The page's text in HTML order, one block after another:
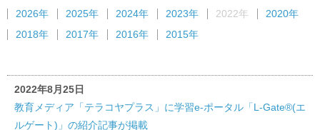
2026年 2025年 2024年 2023年 2022年
2020年
2018年
2017年 2016年 2015年
2022年8月25日
教育メディア「テラコヤプラス」に学習e-ポータル「L-Gate®(エ
ルゲート)」の紹介記事が掲載